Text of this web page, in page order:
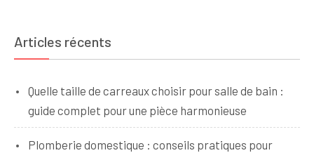
Articles récents
Quelle taille de carreaux choisir pour salle de bain :
guide complet pour une pièce harmonieuse
Plomberie domestique : conseils pratiques pour